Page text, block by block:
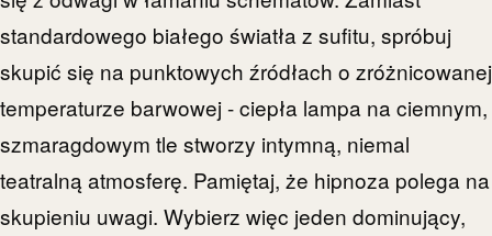
standardowego białego światła z sufitu, spróbuj
skupić się na punktowych źródłach o zróżnicowanej
temperaturze barwowej - ciepła lampa na ciemnym,
szmaragdowym tle stworzy intymną, niemal
teatralną atmosferę. Pamiętaj, że hipnoza polega na
skupieniu uwagi. Wybierz więc jeden dominujący,